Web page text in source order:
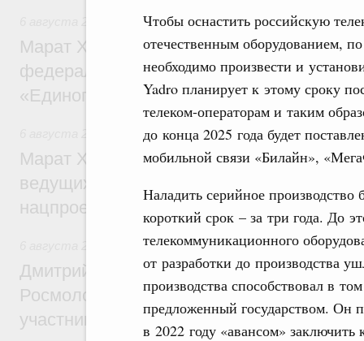
Чтобы оснастить российскую
отечественным оборудованием,
необходимо произвести и
Yadro планирует к этому сроку
телеком-операторам и таким
до конца 2025 года будет
мобильной связи «Билайн»,
Наладить серийное производство
короткий срок – за три года. До
телекоммуникационного
от разработки до производства
производства способствовал в
предложенный государством. Он
в 2022 году «авансом»
Регулирование в сфере строительства
Марат Хуснуллин: Более 130
федерального значения построено под
«Единого заказчика»
Национальный проект «Инфраструктура
Марат Хуснуллин: Порядка 200
ведущих к спортивным объектам,
нацпроекту «Инфраструктура для
Молодёжная политика
Дмитрий Чернышенко, Сергей Кравцов и
Росмолодёжи Григорий Гуров
участников проекта «Кольцо открытий»